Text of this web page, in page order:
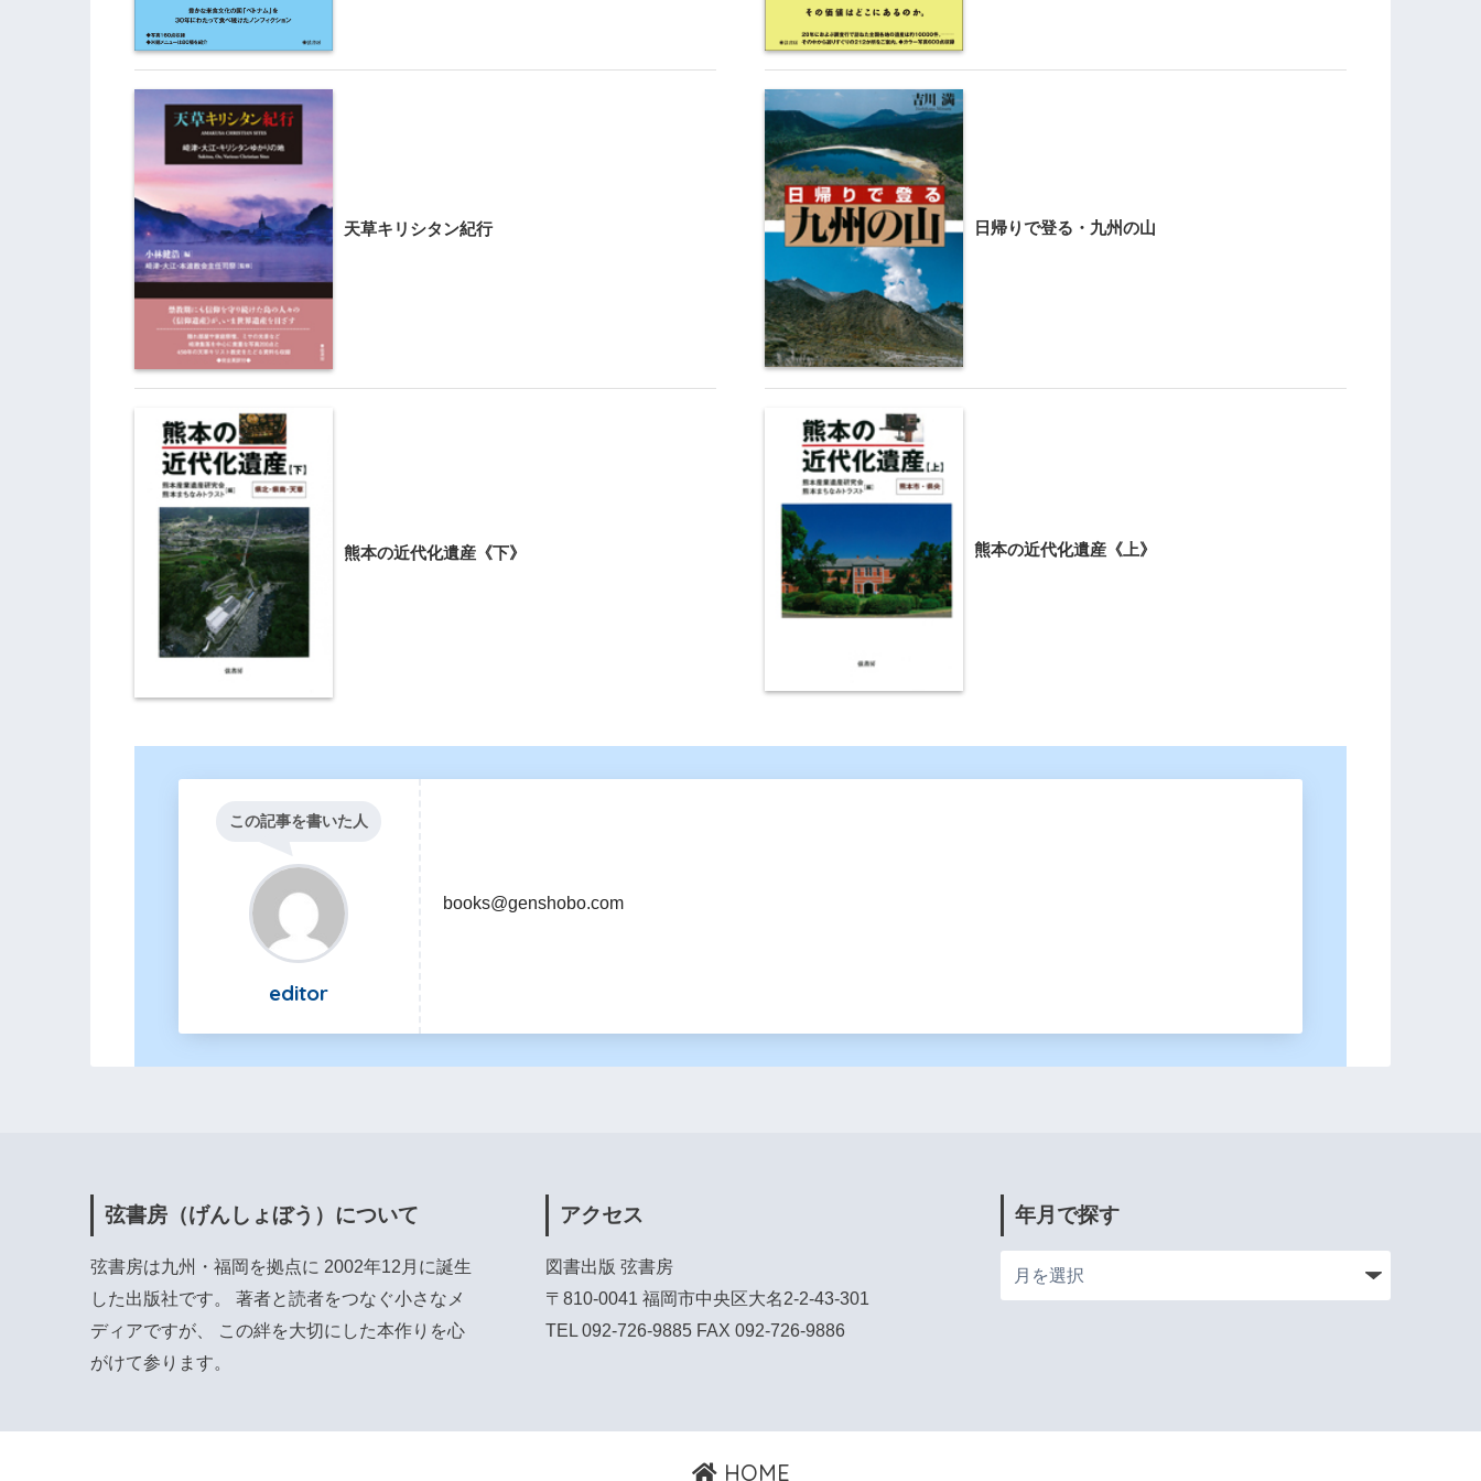
天草キリシタン紀行 日帰りで登る・九州の山
熊本の近代化遺産《下》 熊本の近代化遺産《上》
この記事を書いた人
editor
books@genshobo.com
弦書房（げんしょぼう）について
弦書房は九州・福岡を拠点に 2002年12月に誕生
した出版社です。 著者と読者をつなぐ小さなメ
ディアですが、 この絆を大切にした本作りを心
がけて参ります。
アクセス
図書出版 弦書房
〒810-0041 福岡市中央区大名2-2-43-301
TEL 092-726-9885 FAX 092-726-9886
年月で探す
HOME